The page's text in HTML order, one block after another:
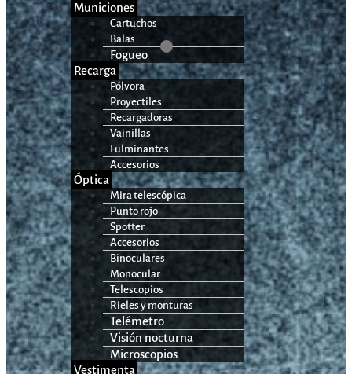
Municiones
Cartuchos
Balas
Fogueo
Recarga
Pólvora
Proyectiles
Recargadoras
Vainillas
Fulminantes
Accesorios
Óptica
Mira telescópica
Punto rojo
Spotter
Accesorios
Binoculares
Monocular
Telescopios
Rieles y monturas
Telémetro
Visión nocturna
Microscopios
Vestimenta